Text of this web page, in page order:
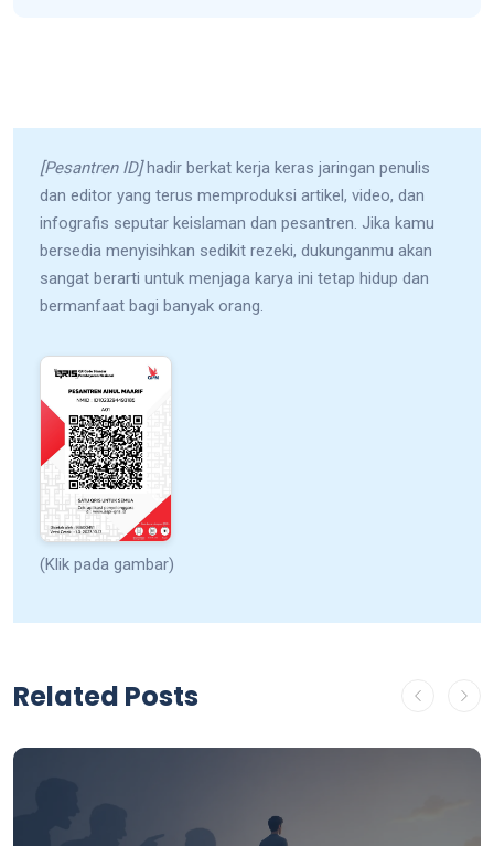
[Pesantren ID]hadir berkat kerja keras jaringan penulis
dan editor yang terus memproduksi artikel, video, dan
infografis seputar keislaman dan pesantren. Jika kamu
bersedia menyisihkan sedikit rezeki, dukunganmu akan
sangat berarti untuk menjaga karya ini tetap hidup dan
bermanfaat bagi banyak orang.
(Klik pada gambar)
Related Posts